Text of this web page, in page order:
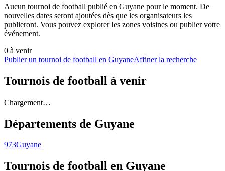
Aucun tournoi de football publié en Guyane pour le moment. De
nouvelles dates seront ajoutées dès que les organisateurs les
publieront. Vous pouvez explorer les zones voisines ou publier votre
événement.
0 à venir
Publier un tournoi de football en GuyaneAffiner la recherche
Tournois de football à venir
Chargement…
Départements de Guyane
973Guyane
Tournois de football en Guyane